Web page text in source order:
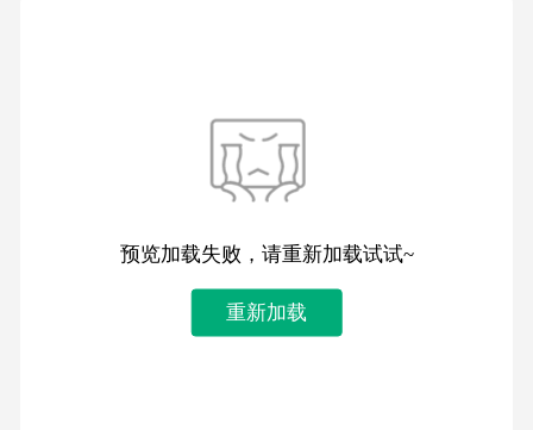
预览加载失败，请重新加载试试~
重新加载